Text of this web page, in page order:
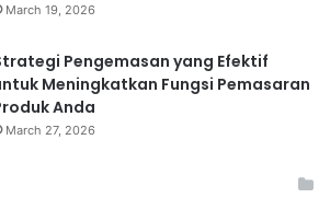
March 19, 2026
Pengemasan yang Efektif
Meningkatkan Fungsi Pemasaran
Anda
March 27, 2026